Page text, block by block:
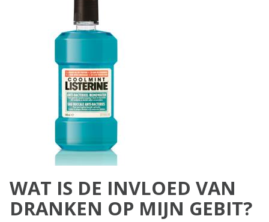
WAT IS DE INVLOED VAN
DRANKEN OP MIJN GEBIT?